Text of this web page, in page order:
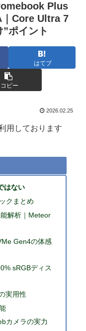
Plus
｜Core Ultra 7
ポイント
はてブ
コピー
2026.02.25
用しております
はない
クまとめ
解析｜Meteor
Gen4の体感
sRGBディス
実用性
カメラの実力